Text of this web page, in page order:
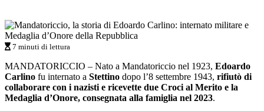
7 minuti di lettura
MANDATORICCIO – Nato a Mandatoriccio nel 1923, Edoardo
Carlino fu internato a Stettino dopo l’8 settembre 1943, rifiutò di
collaborare con i nazisti e ricevette due Croci al Merito e la
Medaglia d’Onore, consegnata alla famiglia nel 2023.